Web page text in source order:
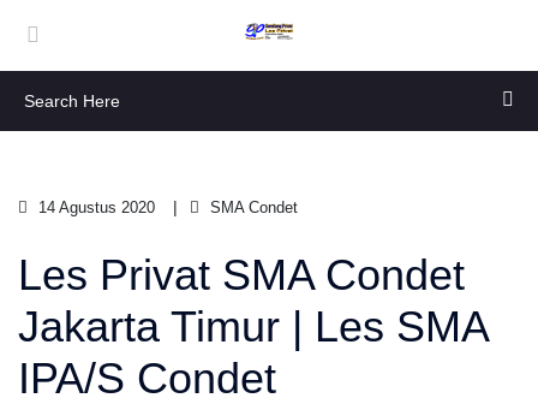
14 Agustus 2020 SMA Condet
Les Privat SMA Condet
Jakarta Timur | Les SMA
IPA/S Condet